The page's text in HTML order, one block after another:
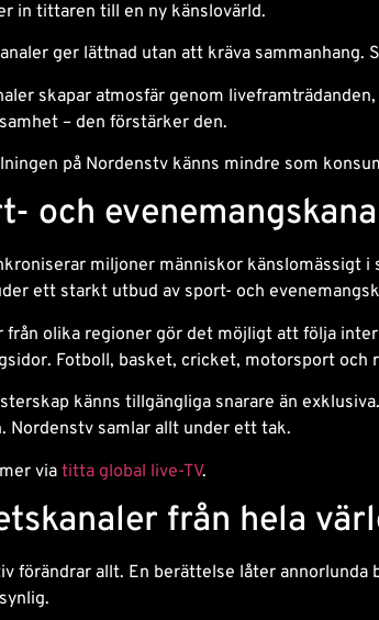
in tittaren till en ny känslovärld.
ger lättnad utan att kräva
skapar atmosfär genom
– den förstärker den.
på Nordenstv känns mindre som
och
miljoner människor känslomässigt
ett starkt utbud av sport- och
från olika regioner gör det möjligt att följa
Fotboll, basket, cricket, motorsport och
känns tillgängliga snarare än
Nordenstv samlar allt under ett tak.
via titta global live-TV.
från hela
förändrar allt. En berättelse låter annorlunda